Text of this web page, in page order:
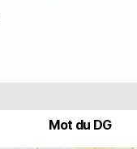
Mot du DG